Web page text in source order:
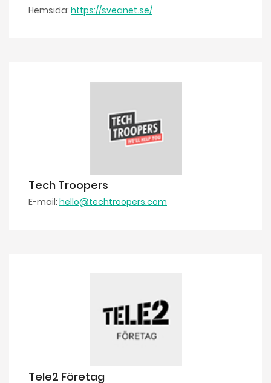
Hemsida: https://sveanet.se/
Tech Troopers
E-mail: hello@techtroopers.com
Tele2 Företag